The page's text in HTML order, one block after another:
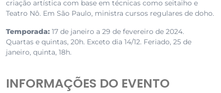
criação artística com base em técnicas como seitaiho e
Teatro Nô. Em São Paulo, ministra cursos regulares de doho.
Temporada: 17 de janeiro a 29 de fevereiro de 2024.
Quartas e quintas, 20h. Exceto dia 14/12. Feriado, 25 de
janeiro, quinta, 18h.
INFORMAÇÕES DO EVENTO